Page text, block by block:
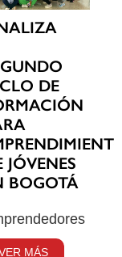
DE
JÓVENES
BOGOTÁ
MÁS